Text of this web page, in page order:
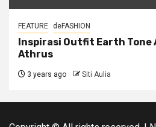
FEATURE deFASHION
Inspirasi Outfit Earth Tone
Athrus
3 years ago Siti Aulia